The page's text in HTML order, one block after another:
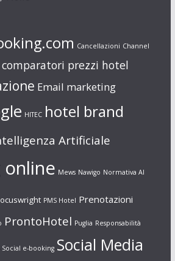
Cancellazioni Channel
comparatori prezzi hotel
Email marketing
HITEC hotel brand
Artificiale
Mews Nawigo Normativa AI
PMS Hotel Prenotazioni
ProntoHotel Puglia Responsabilità
Social e-booking Social Media